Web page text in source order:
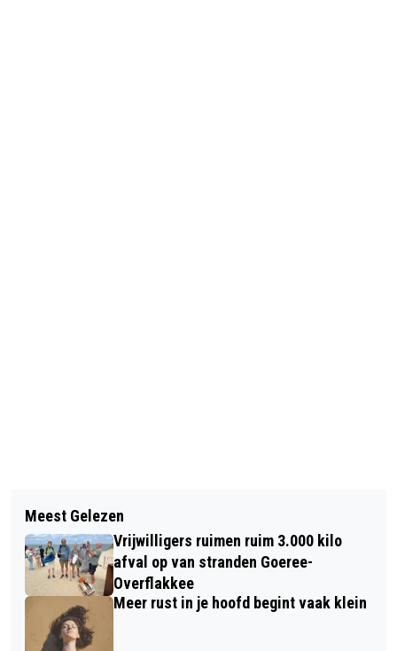
OPFRISCURSUS VOOR 60-PLUSSERS
IN NIEUWE-TONGE
DE SCHOTEJIL VRIJWEL ZEKER VAN
EERSTE DIVISIE
Meest Gelezen
Vrijwilligers ruimen ruim 3.000 kilo
afval op van stranden Goeree-
Overflakkee
Meer rust in je hoofd begint vaak klein